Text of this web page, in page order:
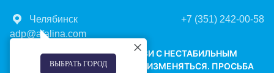
Челябинск
ВЫБРАТЬ ГОРОД
+7 (351) 242-00-58
adp@afalina.com
УВАЖАЕМЫЕ КЛИЕНТЫ! В СВЯЗИ С НЕСТАБИЛЬНЫМ
КУРСОМ ВАЛЮТ, ЦЕНЫ МОГУТ ИЗМЕНЯТЬСЯ. ПРОСЬБА